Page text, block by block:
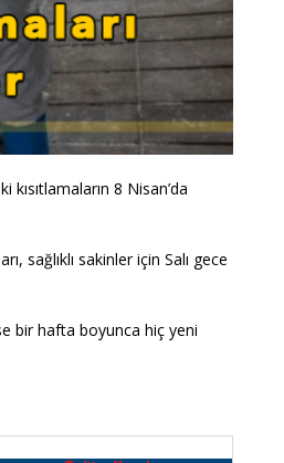
kısıtlamaların 8 Nisan’da
sağlıklı sakinler için Salı gece
bir hafta boyunca hiç yeni